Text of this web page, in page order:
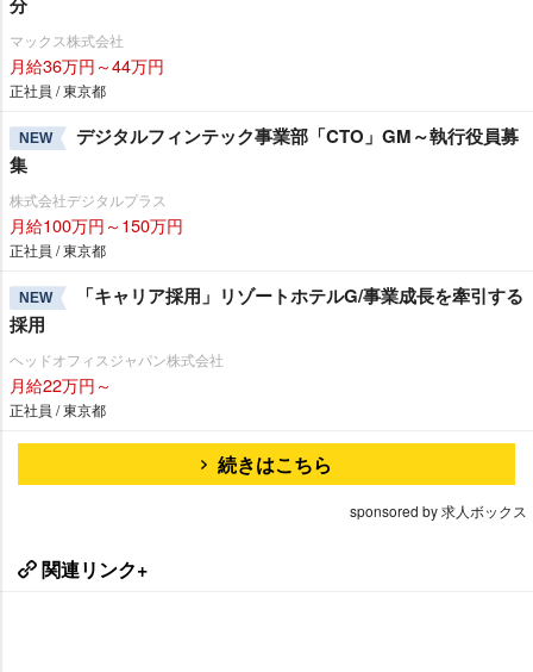
マックス株式会社
月給36万円～44万円
正社員 / 東京都
NEW
デジタルフィンテック事業部「CTO」GM～執行役員募
集
株式会社デジタルプラス
月給100万円～150万円
正社員 / 東京都
NEW
「キャリア採用」リゾートホテルG/事業成長を牽引する
採用
ヘッドオフィスジャパン株式会社
月給22万円～
正社員 / 東京都
続きはこちら
sponsored by 求人ボックス
関連リンク+